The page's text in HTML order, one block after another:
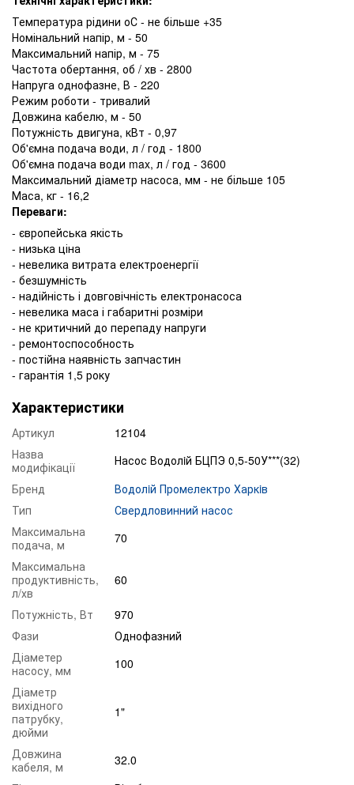
Температура рідини оС - не більше +35
Номінальний напір, м - 50
Максимальний напір, м - 75
Частота обертання, об / хв - 2800
Напруга однофазне, В - 220
Режим роботи - тривалий
Довжина кабелю, м - 50
Потужність двигуна, кВт - 0,97
Об'ємна подача води, л / год - 1800
Об'ємна подача води max, л / год - 3600
Максимальний діаметр насоса, мм - не більше 105
Маса, кг - 16,2
Переваги:
- європейська якість
- низька ціна
- невелика витрата електроенергії
- безшумність
- надійність і довговічність електронасоса
- невелика маса і габаритні розміри
- не критичний до перепаду напруги
- ремонтоспособность
- постійна наявність запчастин
- гарантія 1,5 року
Характеристики
Артикул
12104
Назва
модифікації
Насос Водолiй БЦПЭ 0,5-50У***(32)
Бренд
Водолiй Промeлектро Харкiв
Тип
Свердловинний насос
Максимальна
подача, м
70
Максимальна
продуктивність,
л/хв
60
Потужність, Вт
970
Фази
Однофазний
Діаметер
насосу, мм
100
Діаметр
вихідного
патрубку,
дюйми
1"
Довжина
кабеля, м
32.0